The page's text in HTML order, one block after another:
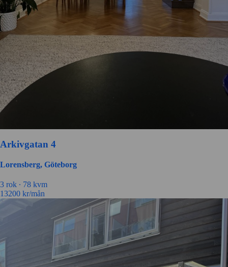
Arkivgatan 4
Lorensberg, Göteborg
3 rok ∙ 78 kvm
13200 kr/mån